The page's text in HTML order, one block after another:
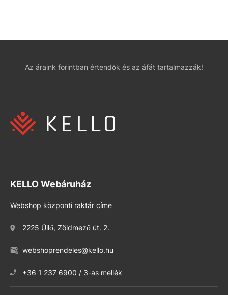
Az áraink forintban értendők és az áfát tartalmazzák!
KELLO Webáruház
Webshop központi raktár címe
2225 Üllő, Zöldmező út. 2.
webshoprendeles@kello.hu
+36 1 237 6900 / 3-as mellék